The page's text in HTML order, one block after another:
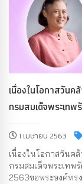
เนื่องในโอกาสวัน
กรมสมเด็จพระเท
1 เมษายน 2563
เนื่องในโอกาสวันค
กรมสมเด็จพระเทพ
2563ขอพระองค์ทร